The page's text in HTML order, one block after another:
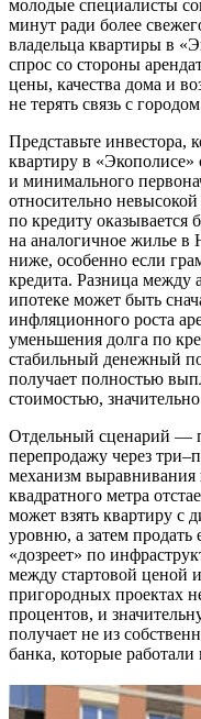
молодые специалисты
минут ради более
владельца квартиры в
спрос со стороны
цены, качества дома и
не терять связь с
Представьте инвестора,
квартиру в «Экополисе»
и минимального
относительно
по кредиту оказывается
на аналогичное жилье в
ниже, особенно если
кредита. Разница
ипотеке может быть
инфляционного роста
уменьшения долга по
стабильный денежный
получает полностью
стоимостью,
Отдельный сценарий —
перепродажу через
механизм выравнивания
квадратного метра
может взять квартиру с
уровню, а затем продать
«дозреет» по
между стартовой ценой
пригородных проектах
процентов, и
получает не из
банка, которые работали